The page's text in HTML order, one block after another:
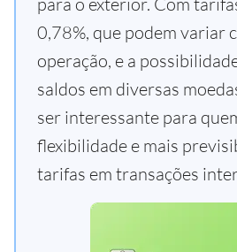
0,78%, que podem variar
operação, e a
saldos em diversas
ser interessante para
flexibilidade e mais
tarifas em transações